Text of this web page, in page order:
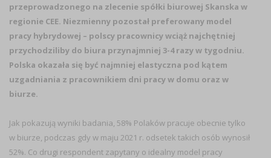
przeprowadzonego na zlecenie spółki biurowej Skanska w
regionie CEE. Niezmienny pozostał preferowany model
pracy hybrydowej – polscy pracownicy wciąż najchętniej
przychodziliby do biura przynajmniej 3-4 razy w tygodniu.
Polska okazała się być najmniej elastyczna pod kątem
uzgadniania z pracownikiem dni pracy w domu oraz w
biurze.
Jak pokazują wyniki badania, 58% Polaków pracuje obecnie tylko
w biurze, podczas gdy w maju 2021 r. odsetek takich osób wynosił
52%. Co drugi respondent zapytany o idealny model pracy